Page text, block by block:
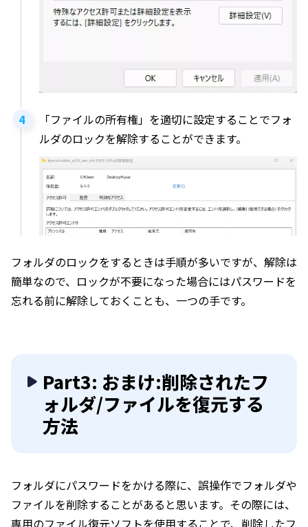
「ファイルの所有権」を適切に設定することでフォ
ルダのロックを解除することができます。
フォルダのロックをするときは手順が多いですが、解除は
簡単なので、ロックが不要になった場合にはパスワードを
忘れる前に解除しておくことも、一つの手です。
Part3: おまけ:削除されたフ
ォルダ/ファイルを復元する
方法
フォルダにパスワードをかける際に、誤操作でフォルダや
ファイルを削除することがあると思います。その際には、